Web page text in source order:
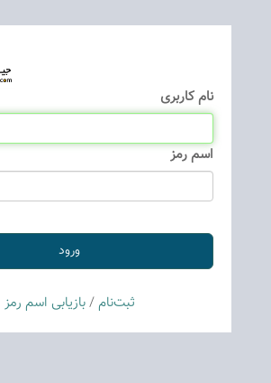
نام كاربری
اسم رمز
ثبت‌نام/بازیابی اسم رمز